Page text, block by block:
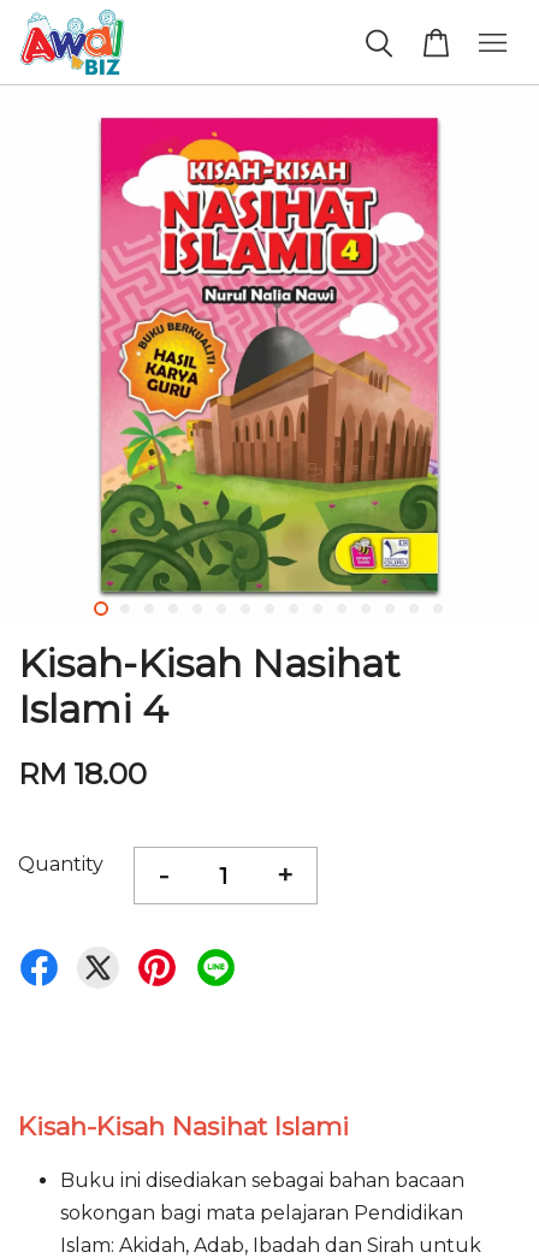
Kisah-Kisah Nasihat
Islami 4
RM 18.00
Quantity - +
Kisah-Kisah Nasihat Islami
Buku ini disediakan sebagai bahan bacaan
sokongan bagi mata pelajaran Pendidikan
Islam: Akidah, Adab, Ibadah dan Sirah untuk